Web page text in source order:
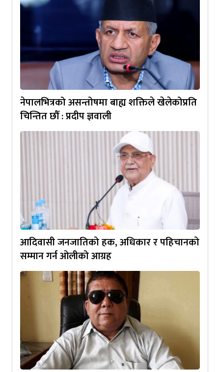
नेपालभित्रको असन्तोषमा बाह्य शक्तिले खेलेकोप्रति
चिन्तित छौँ : प्रदीप ज्ञवाली
आदिवासी जनजातिको हक, अधिकार र पहिचानको
सम्मान गर्न ओलीको आग्रह